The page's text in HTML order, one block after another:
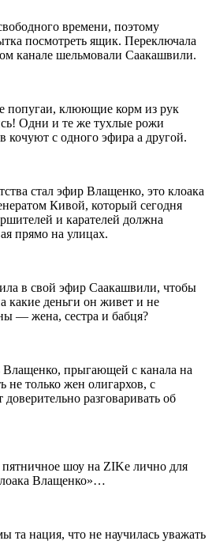
времени, поэтому
посмотреть ящик. Переключала
канале шельмовали Саакашвили.
попугаи, клюющие корм из рук
Одни и те же тухлые рожи
кочуют с одного эфира а другой.
стал эфир Влащенко, это клоака
Кивой, который сегодня
и карателей должна
прямо на улицах.
в свой эфир Саакашвили, чтобы
какие деньги он живет и не
— жена, сестра и бабця?
Влащенко, прыгающей с канала на
не только жен олигархов, с
разговаривать об
шоу на ZIKе лично для
Влащенко»…
та нация, что не научилась уважать